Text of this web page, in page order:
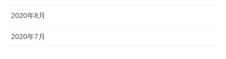
2020年8月
2020年7月